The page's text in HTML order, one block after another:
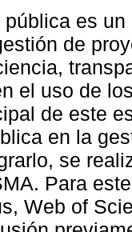
es un
de
el uso de
de este
en la
se
Para
Web of